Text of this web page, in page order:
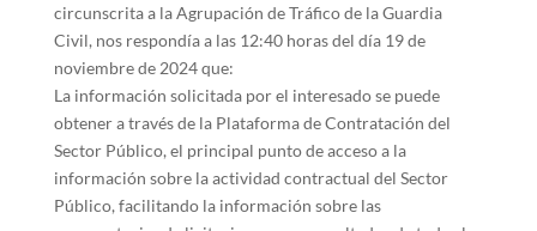
circunscrita a la Agrupación de Tráfico de la Guardia
Civil, nos respondía a las 12:40 horas del día 19 de
noviembre de 2024 que:
La información solicitada por el interesado se puede
obtener a través de la Plataforma de Contratación del
Sector Público, el principal punto de acceso a la
información sobre la actividad contractual del Sector
Público, facilitando la información sobre las